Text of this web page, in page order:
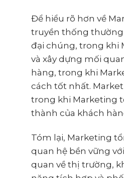
Để hiểu rõ hơn về
truyền thống thường
đại chúng, trong khi
và xây dựng mối
hàng, trong khi
cách tốt nhất.
trong khi Marketing
thành của khách
Tóm lại, Marketing
quan hệ bền vững
quan về thị trường,